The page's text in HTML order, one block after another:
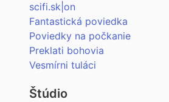
scifi.sk|on
Fantastická poviedka
Poviedky na počkanie
Preklati bohovia
Vesmírni tuláci
Štúdio